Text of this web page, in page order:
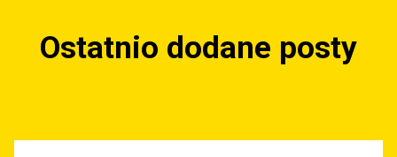
Ostatnio dodane posty